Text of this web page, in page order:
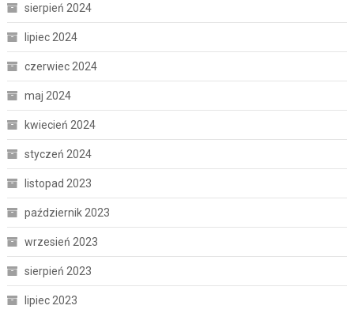
sierpień 2024
lipiec 2024
czerwiec 2024
maj 2024
kwiecień 2024
styczeń 2024
listopad 2023
październik 2023
wrzesień 2023
sierpień 2023
lipiec 2023